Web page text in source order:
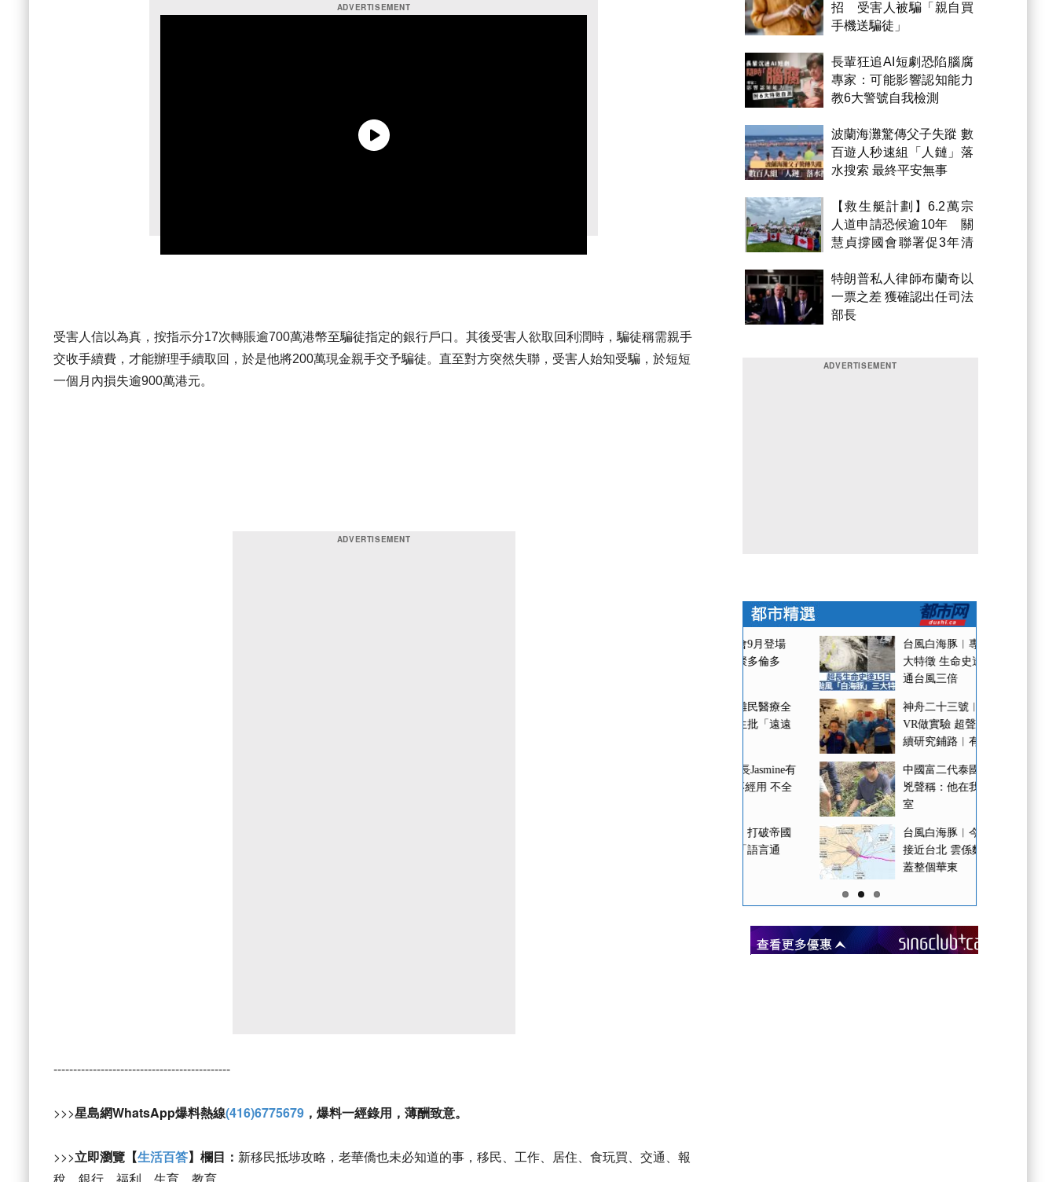
受害人信以為真，按指示分17次轉賬逾700萬港幣至騙徒指定的銀行戶口。其後受害人欲取回利潤時，騙徒稱需親手
交收手續費，才能辦理手續取回，於是他將200萬現金親手交予騙徒。直至對方突然失聯，受害人始知受騙，於短短
一個月內損失逾900萬港元。
---------------------------------------------
>>>星島網WhatsApp爆料熱線(416)6775679 ，爆料一經錄用，薄酬致意。
>>>立即瀏覽【生活百答】欄目： 新移民抵埗攻略，老華僑也未必知道的事，移民、工作、居住、食玩買、交通、報
稅、銀行、福利、生育、教育。
招 受害人被騙「親自買
手機送騙徒」
長輩狂追AI短劇恐陷腦腐
專家：可能影響認知能力
教6大警號自我檢測
波蘭海灘驚傳父子失蹤 數
百遊人秒速組「人鏈」落
水搜索 最終平安無事
【救生艇計劃】6.2萬宗
人道申請恐候逾10年 關
慧貞撐國會聯署促3年清
特朗普私人律師布蘭奇以
一票之差 獲確認出任司法
部長